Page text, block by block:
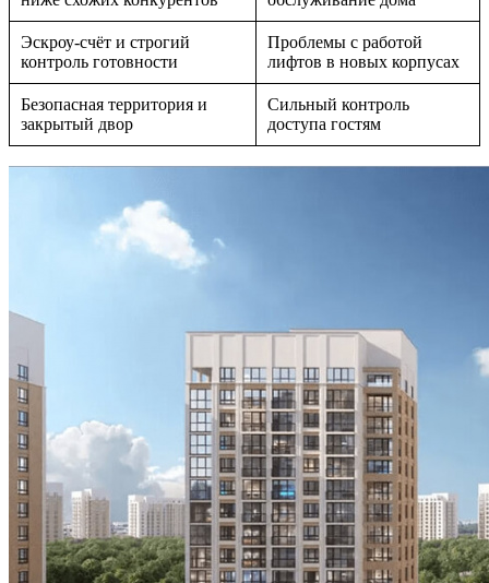
Эскроу-счёт и строгий
контроль готовности
Проблемы с работой
лифтов в новых корпусах
Безопасная территория и
закрытый двор
Сильный контроль
доступа гостям